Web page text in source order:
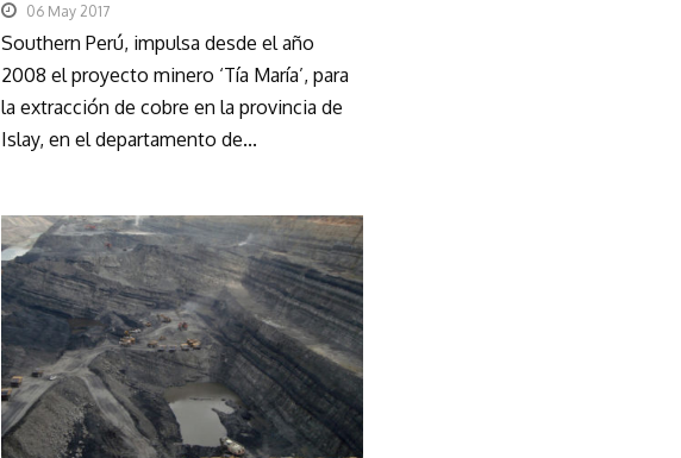
06 May 2017
Southern Perú, impulsa desde el año
2008 el proyecto minero ‘Tía María’, para
la extracción de cobre en la provincia de
Islay, en el departamento de...